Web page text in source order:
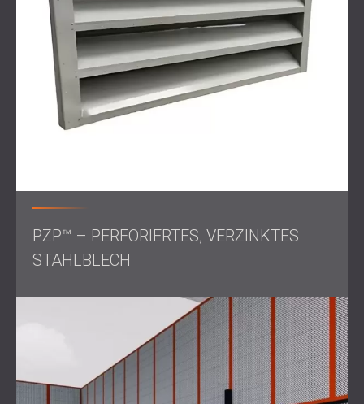
Vor-Ort-Besichtigungund Beurteilung der
Lärmbelästigung
Entwurf einer kundenspezifischen Schallschutzhaube
für die Wärmepumpe
Integration von Belüftungselementen zur
Lösung
Einhausung für die Wärmepumpe. Die Einhausung besteht
aus leistungsstarken Akustikplatten, die den Lärm
reduzieren und gleichzeitig den Außenbedingungen
standhalten. Um einen effizienten Pumpenbetrieb zu
gewährleisten, verfügte die Einhausung über ausreichend
dimensionierte Lüftungsöffnungen, um sicherzustellen,
dass Luftstrom und Kühlleistung nicht beeinträchtigt
PZP™ – PERFORIERTES, VERZINKTES
STAHLBLECH